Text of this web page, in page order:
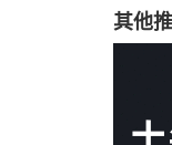
其他